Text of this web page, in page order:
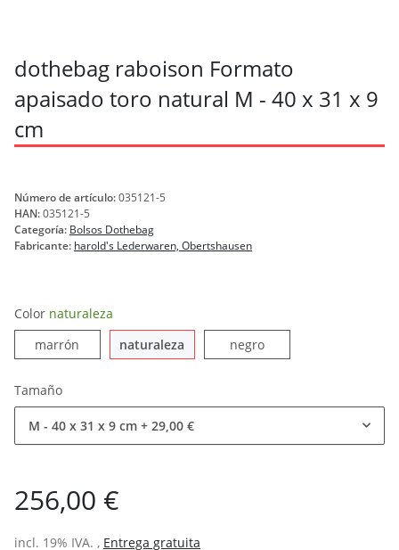
dothebag raboison Formato
apaisado toro natural M - 40 x 31 x 9
cm
Número de artículo:035121-5
HAN:035121-5
Categoría: Bolsos Dothebag
Fabricante: harold's Lederwaren, Obertshausen
Color naturaleza
marrón marrónnaturaleza naturalezanegronegro
Tamaño
M - 40 x 31 x 9 cm + 29,00 €
256,00 €
incl. 19% IVA. , Entrega gratuita